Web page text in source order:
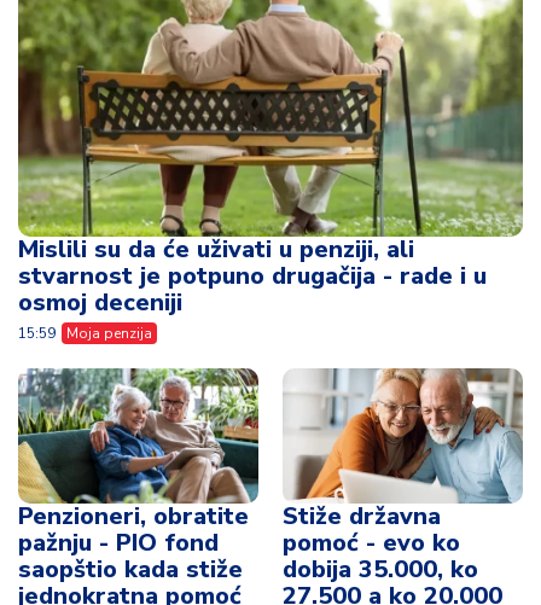
Mislili su da će uživati u penziji, ali
stvarnost je potpuno drugačija - rade i u
osmoj deceniji
15:59 Moja penzija
Penzioneri, obratite
pažnju - PIO fond
saopštio kada stiže
jednokratna pomoć
Stiže državna
pomoć - evo ko
dobija 35.000, ko
27.500 a ko 20.000